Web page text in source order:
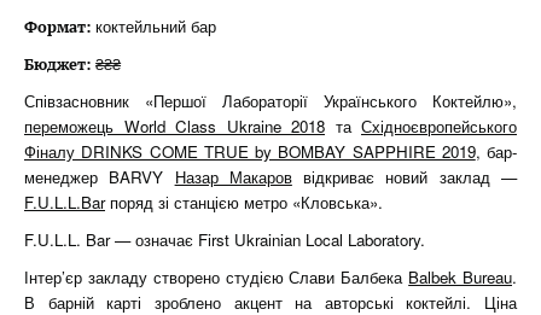
Формат: коктейльний бар
Бюджет: ₴₴₴
Співзасновник «Першої Лабораторії Українського Коктейлю»,
переможець World Class Ukraine 2018 та Східноєвропейського
Фіналу DRINKS COME TRUE by BOMBAY SAPPHIRE 2019, бар-
менеджер BARVY Назар Макароввідкриває новий заклад —
F.U.L.L.Barпоряд зі станцією метро «Кловська».
F.U.L.L. Bar — означає First Ukrainian Local Laboratory.
Інтер’єр закладу створено студією Слави Балбека Balbek Bureau.
В барній карті зроблено акцент на авторські коктейлі. Ціна